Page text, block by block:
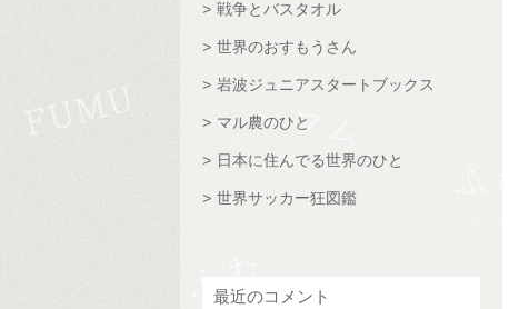
戦争とバスタオル
世界のおすもうさん
岩波ジュニアスタートブックス
マル農のひと
日本に住んでる世界のひと
世界サッカー狂図鑑
最近のコメント